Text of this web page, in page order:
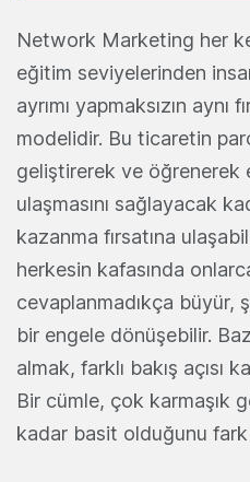
Network Marketing her
eğitim seviyelerinden
ayrımı yapmaksızın
modelidir. Bu ticaretin
geliştirerek ve öğrenerek
ulaşmasını sağlayacak
kazanma fırsatına
herkesin kafasında
cevaplanmadıkça büyür,
bir engele dönüşebilir.
almak, farklı bakış açısı
Bir cümle, çok karmaşık
kadar basit olduğunu